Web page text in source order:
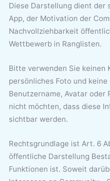
Diese Darstellung dient der
App, der Motivation der
Nachvollziehbarkeit
Wettbewerb in Ranglisten.
Bitte verwenden Sie keinen
persönliches Foto und
Benutzername, Avatar oder
nicht möchten, dass diese
sichtbar werden.
Rechtsgrundlage ist Art. 6
öffentliche Darstellung
Funktionen ist. Soweit